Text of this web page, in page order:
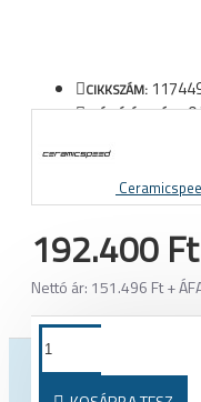
CIKKSZÁM:
SZÁLLÍTÁSI SÚLY:
192.400 Ft
Nettó ár: 151.496 Ft +
TOVÁBBI